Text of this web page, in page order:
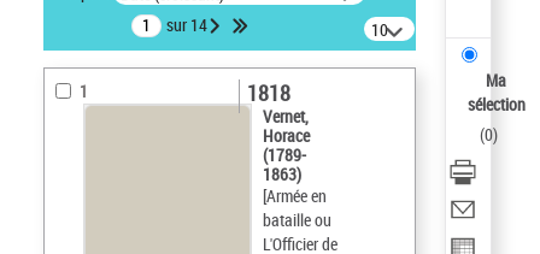
sur 14
10
résultats/page
1
Vernet,
Horace
(1789-
1863)
[Armée en
bataille ou
L'Officier de
1818
Ma
sélection
(0)